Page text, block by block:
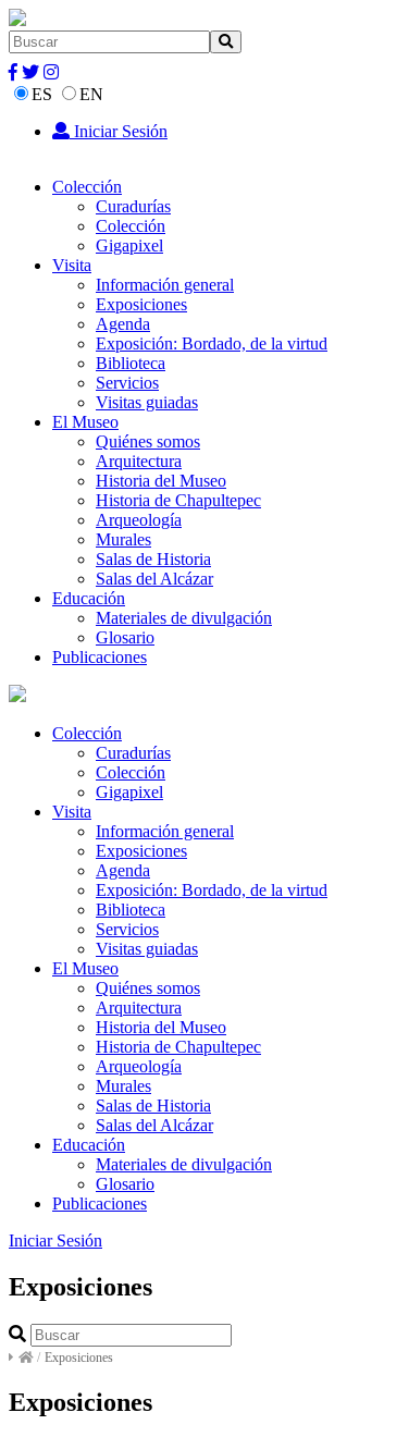
ES
EN
Iniciar Sesión
Colección
Curadurías
Colección
Gigapixel
Visita
Información general
Exposiciones
Agenda
Exposición: Bordado, de la virtud
Biblioteca
Servicios
Visitas guiadas
El Museo
Quiénes somos
Arquitectura
Historia del Museo
Historia de Chapultepec
Arqueología
Murales
Salas de Historia
Salas del Alcázar
Educación
Materiales de divulgación
Glosario
Publicaciones
Colección
Curadurías
Colección
Gigapixel
Visita
Información general
Exposiciones
Agenda
Exposición: Bordado, de la virtud
Biblioteca
Servicios
Visitas guiadas
El Museo
Quiénes somos
Arquitectura
Historia del Museo
Historia de Chapultepec
Arqueología
Murales
Salas de Historia
Salas del Alcázar
Educación
Materiales de divulgación
Glosario
Publicaciones
Iniciar Sesión
Exposiciones
/ Exposiciones
Exposiciones